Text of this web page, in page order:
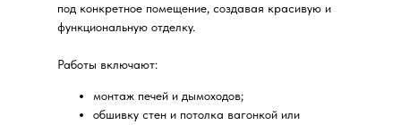
под конкретное помещение, создавая красивую и
функциональную отделку.
Работы включают:
монтаж печей и дымоходов;
обшивку стен и потолка вагонкой или